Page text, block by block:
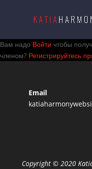
Вам надо Войти чтобы
членом? Регистрируйтесь
Email
Copyright © 2020